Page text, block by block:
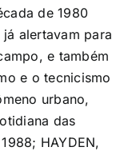
de 1980
alertavam para
e também
e o tecnicismo
urbano,
das
HAYDEN,